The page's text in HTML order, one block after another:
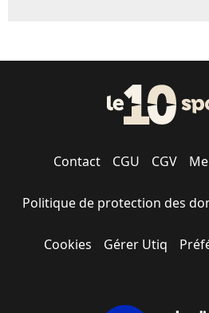
Contact CGU CGV
Politique de protection des
Cookies Gérer Utiq